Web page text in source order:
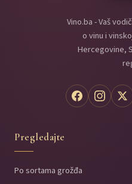
Vino.ba - Vaš
o vinu i
Hercegovine,
Pregledajte
Po sortama grožđa